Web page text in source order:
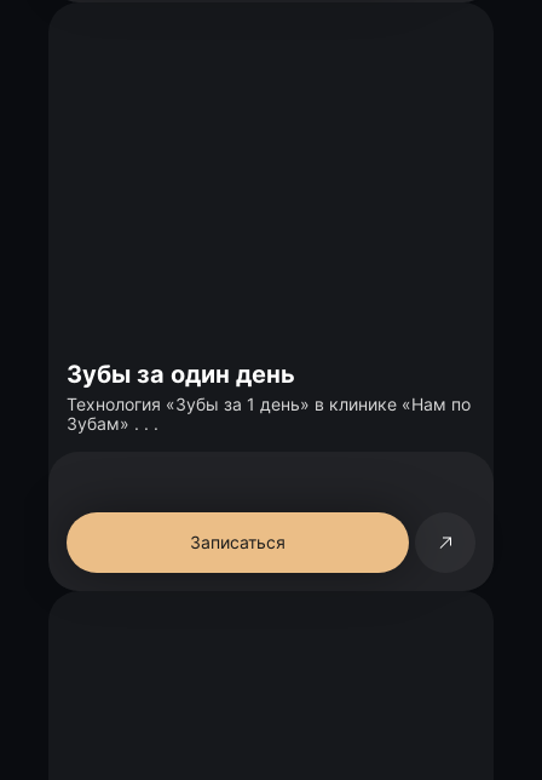
Зубы за один день
Технология «Зубы за 1 день» в клинике «Нам по
Зубам» . . .
Записаться